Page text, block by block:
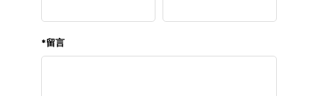
*留言